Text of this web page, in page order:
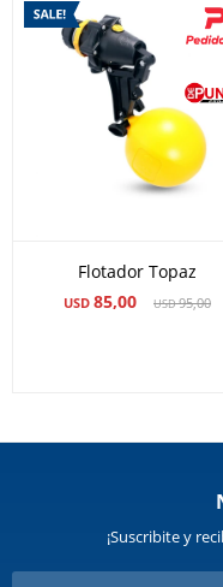
Flotador Topaz
USD 85,00 USD95,00
¡Suscribite y